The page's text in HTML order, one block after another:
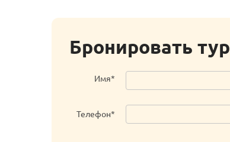
Бронировать тур
Имя*
Телефон*